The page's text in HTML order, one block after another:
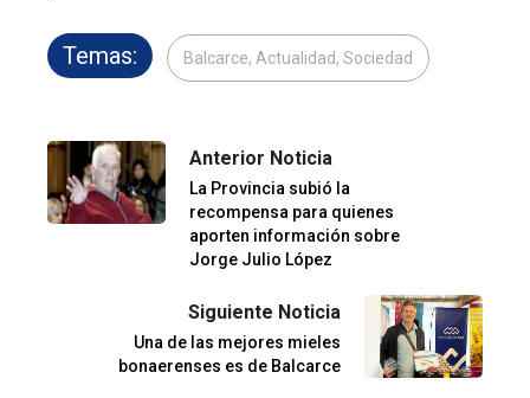
Temas: Balcarce, Actualidad, Sociedad
Anterior Noticia
La Provincia subió la
recompensa para quienes
aporten información sobre
Jorge Julio López
Siguiente Noticia
Una de las mejores mieles
bonaerenses es de Balcarce